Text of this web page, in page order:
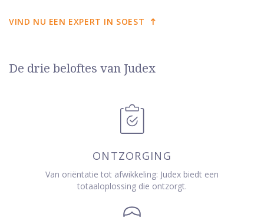
VIND NU EEN EXPERT IN SOEST
De drie beloftes van Judex
ONTZORGING
Van oriëntatie tot afwikkeling: Judex biedt een
totaaloplossing die ontzorgt.